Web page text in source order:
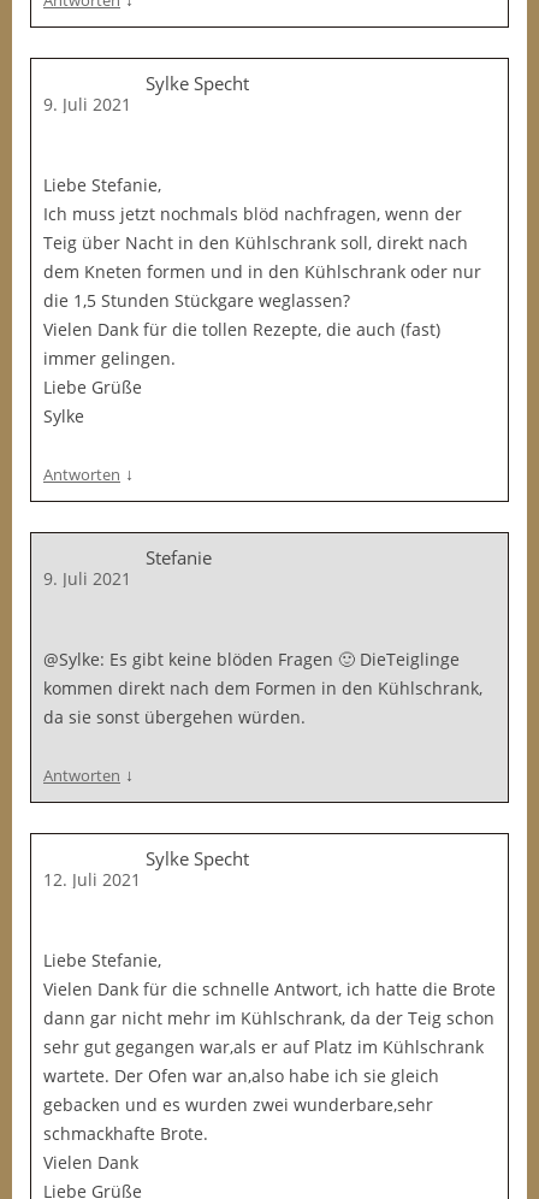
Sylke Specht
9. Juli 2021
Liebe Stefanie,
Ich muss jetzt nochmals blöd nachfragen, wenn der
Teig über Nacht in den Kühlschrank soll, direkt nach
dem Kneten formen und in den Kühlschrank oder nur
die 1,5 Stunden Stückgare weglassen?
Vielen Dank für die tollen Rezepte, die auch (fast)
immer gelingen.
Liebe Grüße
Sylke
Antworten ↓
Stefanie
9. Juli 2021
@Sylke: Es gibt keine blöden Fragen 🙂 DieTeiglinge
kommen direkt nach dem Formen in den Kühlschrank,
da sie sonst übergehen würden.
Antworten ↓
Sylke Specht
12. Juli 2021
Liebe Stefanie,
Vielen Dank für die schnelle Antwort, ich hatte die Brote
dann gar nicht mehr im Kühlschrank, da der Teig schon
sehr gut gegangen war,als er auf Platz im Kühlschrank
wartete. Der Ofen war an,also habe ich sie gleich
gebacken und es wurden zwei wunderbare,sehr
schmackhafte Brote.
Vielen Dank
Liebe Grüße